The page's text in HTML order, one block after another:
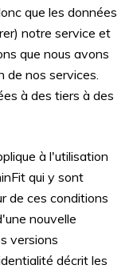
que les données
notre service et
que nous avons
de nos services.
à des tiers à des
à l'utilisation
qui y sont
de ces conditions
nouvelle
versions
décrit les